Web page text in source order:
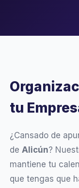
tu
¿Cansado de
de Alicún?
mantiene tu
que tengas que